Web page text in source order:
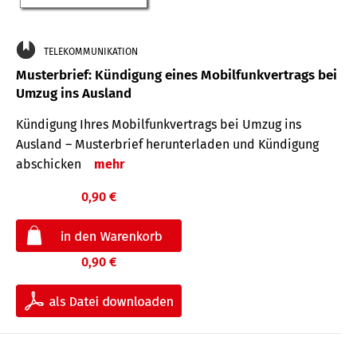
TELEKOMMUNIKATION
Musterbrief: Kündigung eines Mobilfunkvertrags bei
Umzug ins Ausland
Kündigung Ihres Mobilfunkvertrags bei Umzug ins
Ausland – Musterbrief herunterladen und Kündigung
abschicken
mehr
0,90 €
0,90 €